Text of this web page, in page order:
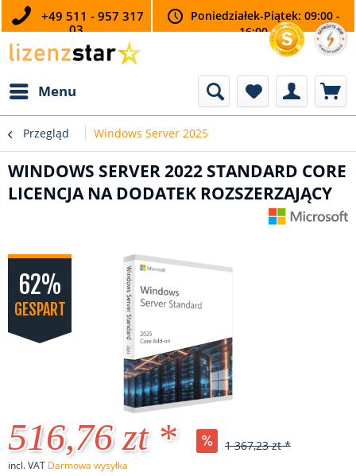
+49 511 - 957 317
03
Poniedziałek-Piątek: 09:00 -
16:00
Menu
Przegląd Windows Server 2025
WINDOWS SERVER 2022 STANDARD CORE
LICENCJA NA DODATEK ROZSZERZAJĄCY
62%
GESPART
516,76 zt * 1 367,23 zt *
incl. VAT Darmowa wysyłka